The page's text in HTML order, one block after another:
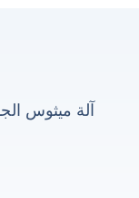
آلة ميثوس